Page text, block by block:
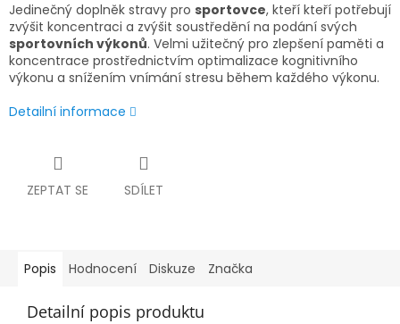
Jedinečný doplněk stravy pro sportovce, kteří kteří potřebují
zvýšit koncentraci a zvýšit soustředění na podání svých
sportovních výkonů. Velmi užitečný pro zlepšení paměti a
koncentrace prostřednictvím optimalizace kognitivního
výkonu a snížením vnímání stresu během každého výkonu.
Detailní informace
ZEPTAT SE SDÍLET
Popis Hodnocení Diskuze Značka
Detailní popis produktu